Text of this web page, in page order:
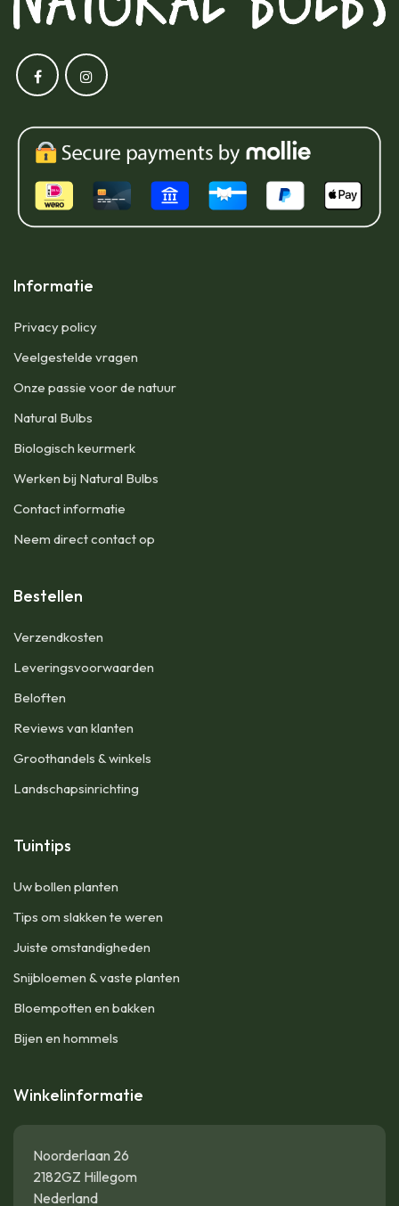
Informatie
Privacy policy
Veelgestelde vragen
Onze passie voor de natuur
Natural Bulbs
Biologisch keurmerk
Werken bij Natural Bulbs
Contact informatie
Neem direct contact op
Bestellen
Verzendkosten
Leveringsvoorwaarden
Beloften
Reviews van klanten
Groothandels & winkels
Landschapsinrichting
Tuintips
Uw bollen planten
Tips om slakken te weren
Juiste omstandigheden
Snijbloemen & vaste planten
Bloempotten en bakken
Bijen en hommels
Winkelinformatie
Noorderlaan 26
2182GZ Hillegom
Nederland